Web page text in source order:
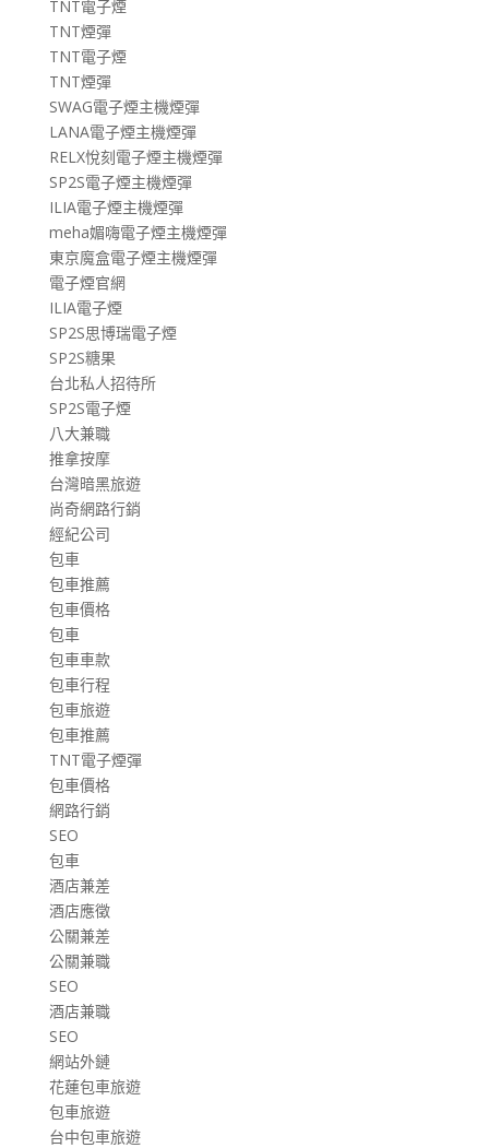
TNT電子煙
TNT煙彈
TNT電子煙
TNT煙彈
SWAG電子煙主機煙彈
LANA電子煙主機煙彈
RELX悅刻電子煙主機煙彈
SP2S電子煙主機煙彈
ILIA電子煙主機煙彈
meha媚嗨電子煙主機煙彈
東京魔盒電子煙主機煙彈
電子煙官網
ILIA電子煙
SP2S思博瑞電子煙
SP2S糖果
台北私人招待所
SP2S電子煙
八大兼職
推拿按摩
台灣暗黑旅遊
尚奇網路行銷
經紀公司
包車
包車推薦
包車價格
包車
包車車款
包車行程
包車旅遊
包車推薦
TNT電子煙彈
包車價格
網路行銷
SEO
包車
酒店兼差
酒店應徵
公關兼差
公關兼職
SEO
酒店兼職
SEO
網站外鏈
花蓮包車旅遊
包車旅遊
台中包車旅遊